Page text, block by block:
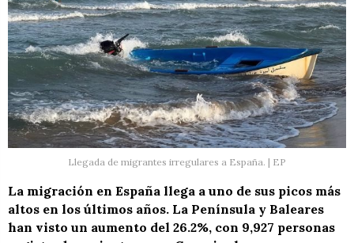
Llegada de migrantes irregulares a España. | EP
La migración en España llega a uno de sus picos más
altos en los últimos años. La Península y Baleares
han visto un aumento del 26.2%, con 9,927 personas